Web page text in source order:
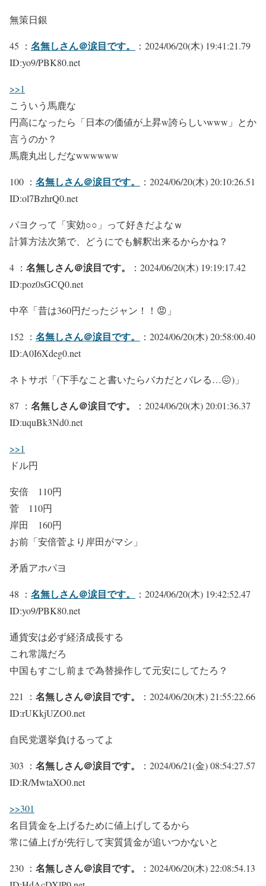
無策日銀
45 ： 名無しさん＠涙目です。
：2024/06/20(木) 19:41:21.79
ID:yo9/PBK80.net
>>1
こういう馬鹿な
円高になったら「日本の価値が上昇w誇らしいwww」とか
言うのか？
馬鹿丸出しだなwwwwww
100 ： 名無しさん＠涙目です。
：2024/06/20(木) 20:10:26.51
ID:ol7BzhrQ0.net
パヨクって「実効○○」って好きだよなｗ
計算方法次第で、どうにでも解釈出来るからかね？
4 ： 名無しさん＠涙目です。
：2024/06/20(木) 19:19:17.42
ID:poz0sGCQ0.net
中卒「昔は360円だったジャン！！😡」
152 ： 名無しさん＠涙目です。
：2024/06/20(木) 20:58:00.40
ID:A0I6Xdeg0.net
ネトサポ「(下手なこと書いたらバカだとバレる…😖)」
87 ： 名無しさん＠涙目です。
：2024/06/20(木) 20:01:36.37
ID:uquBk3Nd0.net
>>1
ドル円
安倍 110円
菅 110円
岸田 160円
お前「安倍菅より岸田がマシ」
矛盾アホパヨ
48 ： 名無しさん＠涙目です。
：2024/06/20(木) 19:42:52.47
ID:yo9/PBK80.net
通貨安は必ず経済成長する
これ常識だろ
中国もすごし前まで為替操作して元安にしてたろ？
221 ： 名無しさん＠涙目です。
：2024/06/20(木) 21:55:22.66
ID:rUKkjUZO0.net
自民党選挙負けるってよ
303 ： 名無しさん＠涙目です。
：2024/06/21(金) 08:54:27.57
ID:R/MwtaXO0.net
>>301
名目賃金を上げるために値上げしてるから
常に値上げが先行して実質賃金が追いつかないと
230 ： 名無しさん＠涙目です。
：2024/06/20(木) 22:08:54.13